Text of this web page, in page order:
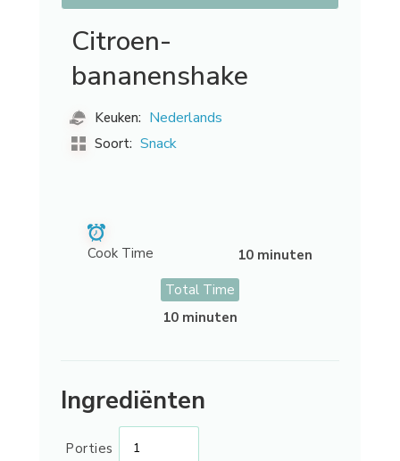
Citroen-
bananenshake
Keuken: Nederlands
Soort: Snack
Cook Time
10 minuten
Total Time
10 minuten
Ingrediënten
Porties